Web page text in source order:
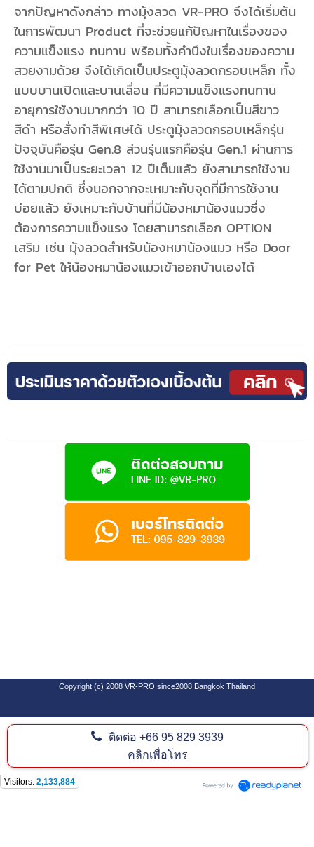
จากปัญหาดังกล่าว ทางมุ้งลวด VR-PRO จึงได้เริ่มต้น
ในการพัฒนา Product ที่จะช่วยแก้ปัญหาในเรื่องของ
ความแข็งแรง ทนทาน พร้อมทั้งคำนึงในเรื่องของความ
สวยงามด้วย จึงได้เกิดเป็นประตูมุ้งลวดกรอบเหล็ก ทั้ง
แบบบานเปิดและบานเลื่อน ที่มีความแข็งแรงทนทาน
อายุการใช้งานมากกว่า 10 ปี สามารถเลือกเป็นสีขาว
สีดำ หรือสั่งทำสีพิเศษได้ ประตูมุ้งลวดกรอบเหล็กรุ่น
ปัจจุบันคือรุ่น Gen.8 ส่วนรุ่นแรกคือรุ่น Gen.1 ผ่านการ
ใช้งานมาเป็นระยะเวลา 12 ปีเต็มแล้ว ยังสามารถใช้งาน
ได้ตามปกติ ซึ่งนอกจากจะเหมาะกับจุดที่มีการใช้งาน
บ่อยแล้ว ยังเหมาะกับบ้านที่มีน้องหมาน้องแมวซึ่ง
ต้องการความแข็งแรง โดยสามารถเลือก OPTION
เสริม เช่น มุ้งลวดสำหรับน้องหมาน้องแมว หรือ Door
for Pet ให้น้องหมาน้องแมวเข้าออกบ้านเองได้
Copyright (c) 2008 VR-PRO since2008 Bangkok Thailand
SEO By Software Design Center Co.,Ltd
www.goforwardweb.com
ติดต่อ+66 95 829 3939
คลิกเพื่อโทร
Visitors: 2,133,884